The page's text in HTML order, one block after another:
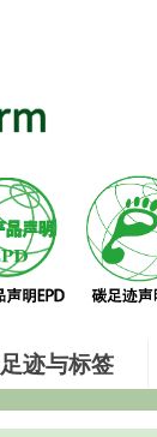
迹与标签